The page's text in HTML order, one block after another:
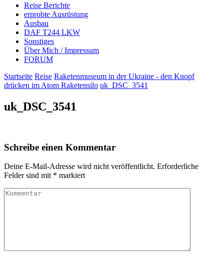
Reise Berichte
erprobte Ausrüstung
Ausbau
DAF T244 LKW
Sonstiges
Über Mich / Impressum
FORUM
Startseite Reise Raketenmuseum in der Ukraine - den Knopf
drücken im Atom Raketensilo uk_DSC_3541
uk_DSC_3541
Schreibe einen Kommentar
Deine E-Mail-Adresse wird nicht veröffentlicht. Erforderliche
Felder sind mit * markiert
Kommentar